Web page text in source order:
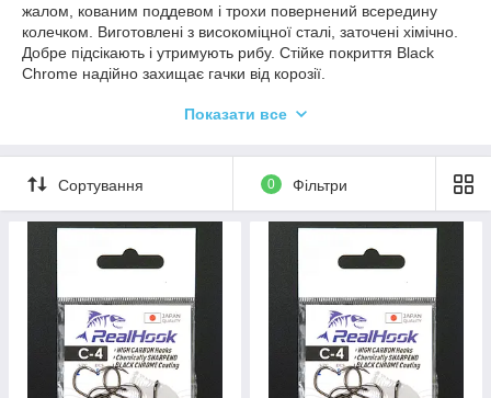
жалом, кованим поддевом і трохи повернений всередину
колечком. Виготовлені з високоміцної сталі, заточені хімічно.
Добре підсікають і утримують рибу. Стійке покриття Black
Chrome надійно захищає гачки від корозії.
міжнародною класифікацією.
Показати все
Сортування 0 Фільтри